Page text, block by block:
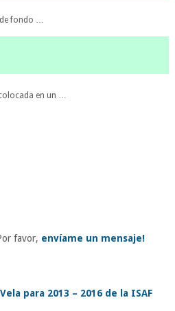
fondo …
en un …
favor, envíame un mensaje!
para 2013 – 2016 de la ISAF